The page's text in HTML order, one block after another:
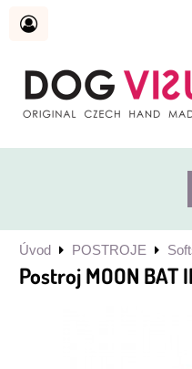
Úvod POSTROJE
Postroj MOON BAT